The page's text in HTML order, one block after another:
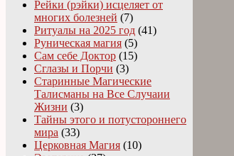
Рейки (рэйки) исцеляет от
многих болезней (7)
Ритуалы на 2025 год (41)
Руническая магия (5)
Сам себе Доктор (15)
Сглазы и Порчи (3)
Старинные Магические
Талисманы на Все Случаии
Жизни (3)
Тайны этого и потустороннего
мира (33)
Церковная Магия (10)